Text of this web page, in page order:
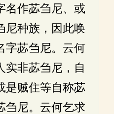
名作苾刍尼、或
尼种族，因此唤
字苾刍尼。云何
实非苾刍尼，自
是贼住等自称苾
刍尼。云何乞求